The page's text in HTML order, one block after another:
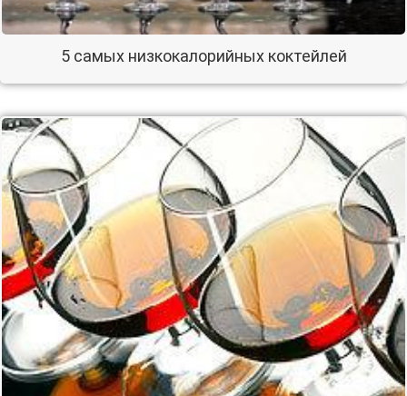
5 самых низкокалорийных коктейлей